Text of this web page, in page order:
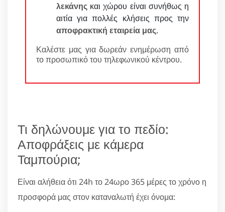
λεκάνης και χώρου είναι συνήθως η
αιτία για πολλές κλήσεις προς την
αποφρακτική εταιρεία μας.
Καλέστε μας για δωρεάν ενημέρωση από
το προσωπικό του τηλεφωνικού κέντρου.
Τι δηλώνουμε για το πεδίο:
Αποφράξεις με κάμερα
Ταμπούρια;
Είναι αλήθεια ότι 24h το 24ωρο 365 μέρες το χρόνο η
προσφορά μας στον καταναλωτή έχει όνομα: